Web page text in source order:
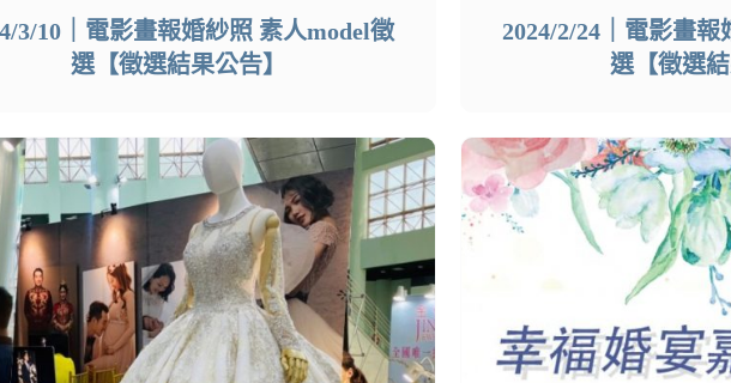
3/10｜電影畫報婚紗照 素人model徵
選【徵選結果公告】
2024/2/24｜電影畫
選【徵選結